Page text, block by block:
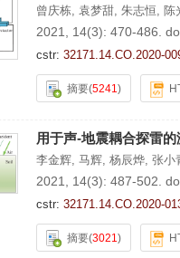
曾庆栋, 袁梦甜, 朱志恒, 陈
2021, 14(3): 470-486.
cstr: 32171.14.CO.2020-
摘要(5241)
用于声-地震耦合探雷
李金辉, 马辉, 杨辰烨, 张小
2021, 14(3): 487-502.
cstr: 32171.14.CO.2020-
摘要(3021)